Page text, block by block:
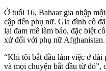
Ở tuổi 16, Bahaar gia nhập
cập đến phụ nữ. Gia đình cô
lại đam mê làm báo, đặc biệt
xử đối với phụ nữ Afghanistan.
“Khi tôi bắt đầu làm việc ở
và mọi chuyện bắt đầu từ đó”,